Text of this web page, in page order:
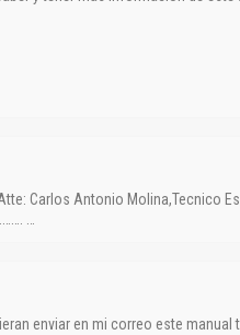
Carlos Antonio Molina,Tecnico
…
enviar en mi correo este manual